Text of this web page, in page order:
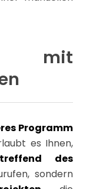
mit
Programm
es Ihnen,
des
sondern